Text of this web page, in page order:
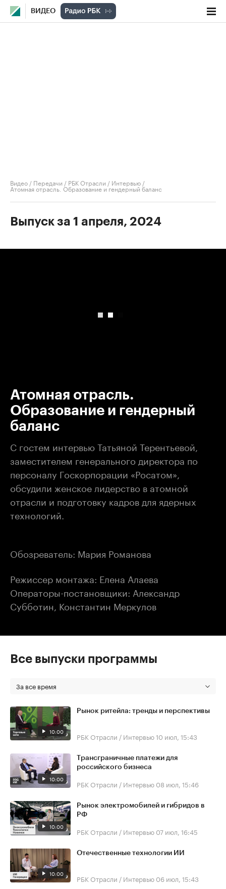
ВИДЕО
Видео / Передачи / РБК Отрасли / Интервью /
Атомная отрасль. Образование и гендерный баланс
Выпуск за 1 апреля, 2024
Атомная отрасль.
Образование и гендерный
баланс
С гостем интервью Татьяной Терентьевой,
заместителем генерального директора по
персоналу Госкорпорации «Росатом»,
обсудили женское лидерство в атомной
отрасли и подготовку кадров для ядерных
технологий.
Обозреватель: Мария Романова
Режиссер монтажа: Елена Алаева
Операторы-постановщики: Александр
Субботин, Константин Меркулов
Все выпуски программы
За все время
10:00
Рынок ритейла: тренды и перспективы
РБК Отрасли / Интервью10 июл, 15:43
10:00
Трансграничные платежи для
российского бизнеса
РБК Отрасли / Интервью 08 июл, 15:46
10:00
Рынок электромобилей и гибридов в
РФ
РБК Отрасли / Интервью 07 июл, 16:45
10:00
Отечественные технологии ИИ
РБК Отрасли / Интервью 06 июл, 15:43